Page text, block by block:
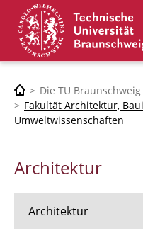
Die TU Braunschweig
Fakultät Architektur,
Umweltwissenschaften
Architektur
Architektur